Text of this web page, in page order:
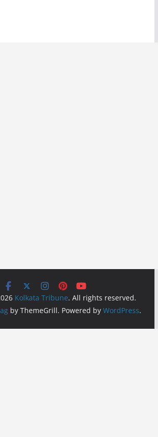
Kolkata Tribune. All rights reserved.
by ThemeGrill. Powered by WordPress.